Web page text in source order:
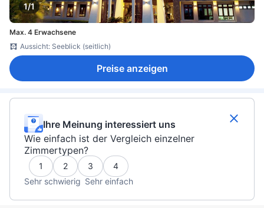
1/1
Max. 4 Erwachsene
Aussicht: Seeblick (seitlich)
Preise anzeigen
Ihre Meinung interessiert uns
Wie einfach ist der Vergleich einzelner
Zimmertypen?
1 2 3
4
Sehr schwierig Sehr einfach